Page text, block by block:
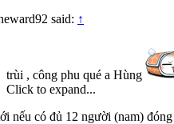
said: ↑
trùi , công phu qué a Hùng
Click to expand...
nếu có đủ 12 người (nam)